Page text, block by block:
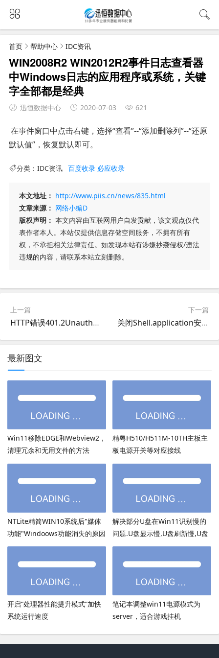
首页 帮助中心 IDC资讯
WIN2008R2 WIN2012R2事件日志查看器
中Windows日志的应用程序或系统，关键
字全部都是经典
迅恒数据中心 2020-07-03 621
在事件窗口中点击右键，选择“查看”--“添加删除列”--“还原
默认值”，恢复默认即可。
分类： IDC资讯 百度收录 必应收录
本文地址： http://www.piis.cn/news/835.html
文章来源： 网络小编D
版权声明： 本文内容由互联网用户自发贡献，该文观点仅代
表作者本人。本站仅提供信息存储空间服务，不拥有所有
权，不承担相关法律责任。如发现本站有涉嫌抄袭侵权/违法
违规的内容，请联系本站立刻删除。
上一篇
HTTP错误401.2Unauthorized由于身份验证头无效，您无权查看此页
下一篇
关闭Shell.application安全设置
最新图文
Win11移除EDGE和Webview2，
清理冗余和无用文件的方法
精粤H510/H511M-10TH主板主
板电源开关等对应接线
NTLite精简WIN10系统后"媒体
功能"Windoows功能消失的原因
解决部分U盘在Win11识别慢的
问题.U盘显示慢,U盘刷新慢,U盘
加载慢
开启“处理器性能提升模式”加快
系统运行速度
笔记本调整win11电源模式为
server，适合游戏挂机